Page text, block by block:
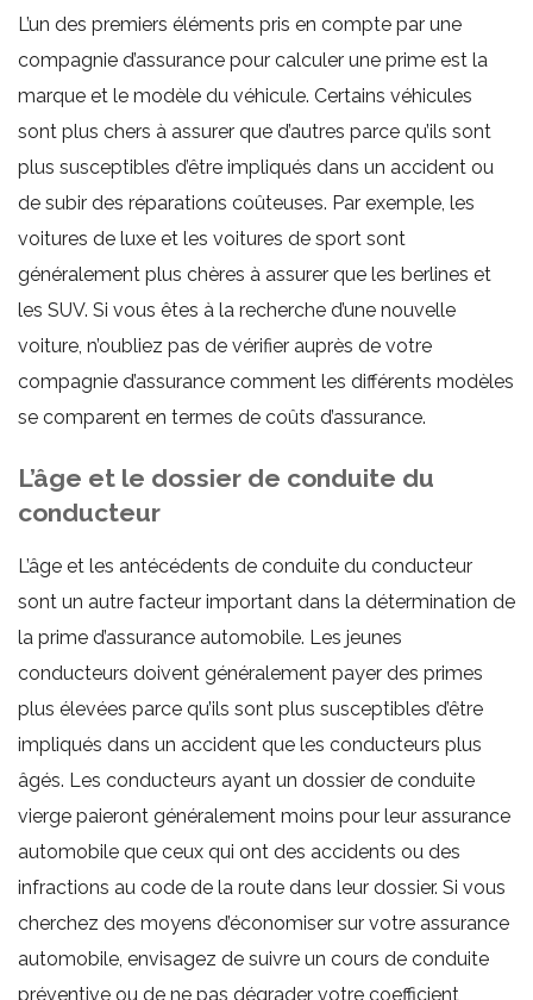
L’un des premiers éléments pris en compte par une
compagnie d’assurance pour calculer une prime est la
marque et le modèle du véhicule. Certains véhicules
sont plus chers à assurer que d’autres parce qu’ils sont
plus susceptibles d’être impliqués dans un accident ou
de subir des réparations coûteuses. Par exemple, les
voitures de luxe et les voitures de sport sont
généralement plus chères à assurer que les berlines et
les SUV. Si vous êtes à la recherche d’une nouvelle
voiture, n’oubliez pas de vérifier auprès de votre
compagnie d’assurance comment les différents modèles
se comparent en termes de coûts d’assurance.
L’âge et le dossier de conduite du
conducteur
L’âge et les antécédents de conduite du conducteur
sont un autre facteur important dans la détermination de
la prime d’assurance automobile. Les jeunes
conducteurs doivent généralement payer des primes
plus élevées parce qu’ils sont plus susceptibles d’être
impliqués dans un accident que les conducteurs plus
âgés. Les conducteurs ayant un dossier de conduite
vierge paieront généralement moins pour leur assurance
automobile que ceux qui ont des accidents ou des
infractions au code de la route dans leur dossier. Si vous
cherchez des moyens d’économiser sur votre assurance
automobile, envisagez de suivre un cours de conduite
préventive ou de ne pas dégrader votre coefficient